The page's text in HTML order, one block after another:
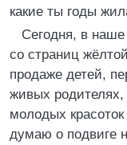
какие ты годы
Сегодня, в наше
со страниц
продаже детей,
живых родителях,
молодых
думаю о подвиге